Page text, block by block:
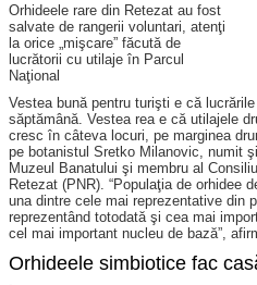
Orhideele rare din Retezat au fost
salvate de rangerii voluntari, atenţi
la orice „mişcare” făcută de
lucrătorii cu utilaje în Parcul
Naţional
Vestea bună pentru turişti e că
săptămână. Vestea rea e că utilajele
cresc în câteva locuri, pe marginea
pe botanistul Sretko Milanovic, numit
Muzeul Banatului şi membru al
Rete­zat (PNR). “Populaţia de orhidee
una dintre cele mai reprezentative din
reprezentând totodată şi cea mai
cel mai important nucleu de bază”,
Orhideele simbiotice fac